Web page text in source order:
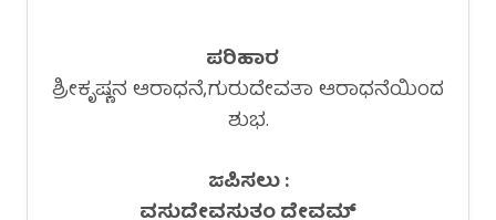
ಪರಿಹಾರ
ಶ್ರೀಕೃಷ್ಣನ ಆರಾಧನೆ,ಗುರುದೇವತಾ ಆರಾಧನೆಯಿಂದ
ಶುಭ.
ಜಪಿಸಲು :